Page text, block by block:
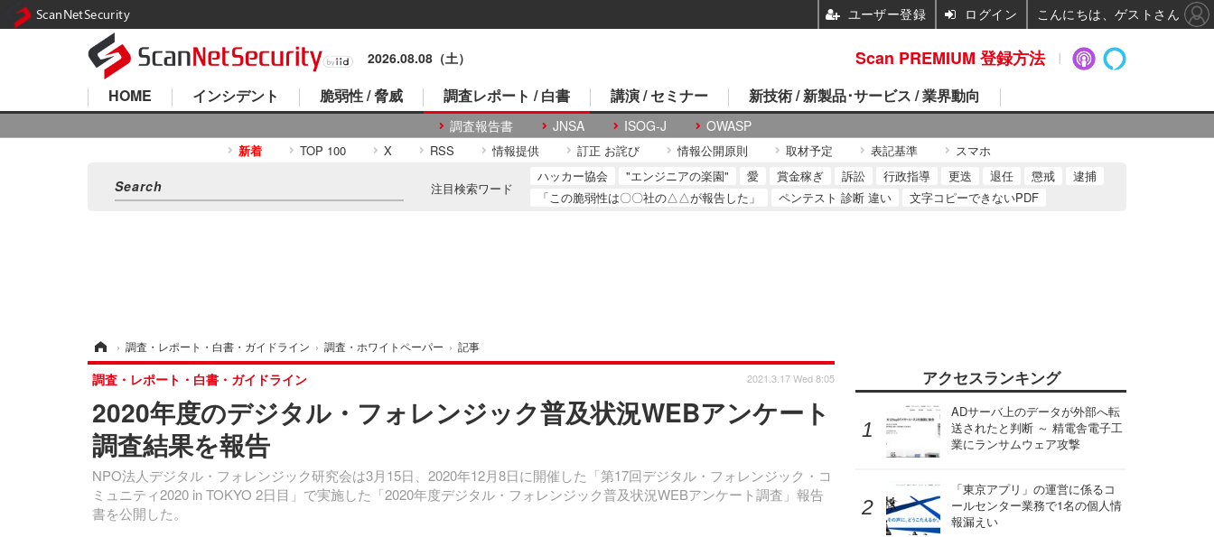
2026.08.08（土）
HOME インシデント 脆弱性 / 脅威 調査レポート / 白書
調査報告書 JNSA ISOG-J OWASP
講演 / セミナー 新技術 / 新製品･サービス / 業界動向
新着 TOP 100 X RSS 情報提供 訂正 お詫び 情報公開原則 取材予定 表記基準 スマホ
注目検索ワード
ハッカー協会 "エンジニアの楽園" 愛 賞金稼ぎ 訴訟 行政指導 更迭 退任 懲戒
逮捕
「この脆弱性は〇〇社の△△が報告した」
ペンテスト 診断 違い 文字コピーできないPDF
› 調査・レポート・白書・ガイドライン › 調査・ホワイトペーパー › 記事
2020年度のデジタル・フォレンジック普及状況WEBアンケート
調査結果を報告
NPO法人デジタル・フォレンジック研究会は3月15日、2020年12月8日に開催した「第17回デジタル・フォレンジック・コ
ミュニティ2020 in TOKYO 2日目」で実施した「2020年度デジタル・フォレンジック普及状況WEBアンケート調査」報告
書を公開した。
調査・レポート・白書・ガイドライン 2021.3.17 Wed 8:05 アクセスランキング
ADサーバ上のデータが外部へ転
送されたと判断 ～ 精電舎電子工
業にランサムウェア攻撃
「東京アプリ」の運営に係るコ
ールセンター業務で1名の個人情
報漏えい
Scan PREMIUM 登録方法
ScanNetSecurity ユーザー登録 ログイン こんにちは、ゲストさん